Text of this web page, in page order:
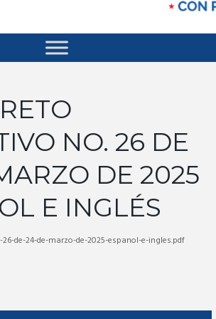
NO. 26 DE
DE 2025
E INGLÉS